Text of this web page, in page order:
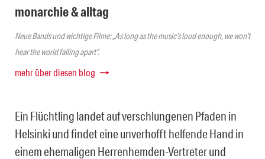
monarchie & alltag
Neue Bands und wichtige Filme: „As long as the music’s loud enough, we won’t
hear the world falling apart“.
mehr über diesen blog
Ein Flüchtling landet auf verschlungenen Pfaden in
Helsinki und findet eine unverhofft helfende Hand in
einem ehemaligen Herrenhemden-Vertreter und